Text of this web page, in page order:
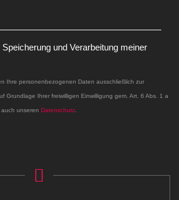
und Verarbeitung meiner
Ihre personenbezogenen Daten ausschließlich zur
Grundlage Ihrer freiwilligen Einwilligung gem. Art. 6 Abs. 1 a
unseren Datenschutz.